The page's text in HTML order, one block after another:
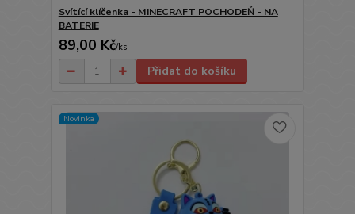
Svítící klíčenka - MINECRAFT POCHODEŇ - NA
BATERIE
89,00 Kč/ks
Přidat do košíku
Novinka